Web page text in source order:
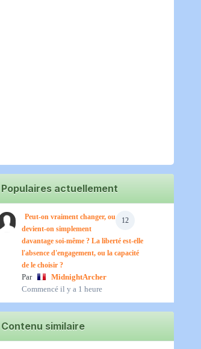
Populaires actuellement
12
Peut-on vraiment changer, ou
devient-on simplement
davantage soi-même ? La liberté est-elle
l'absence d'engagement, ou la capacité
de le choisir ?
Par
MidnightArcher
Commencé il y a 1 heure
Contenu similaire